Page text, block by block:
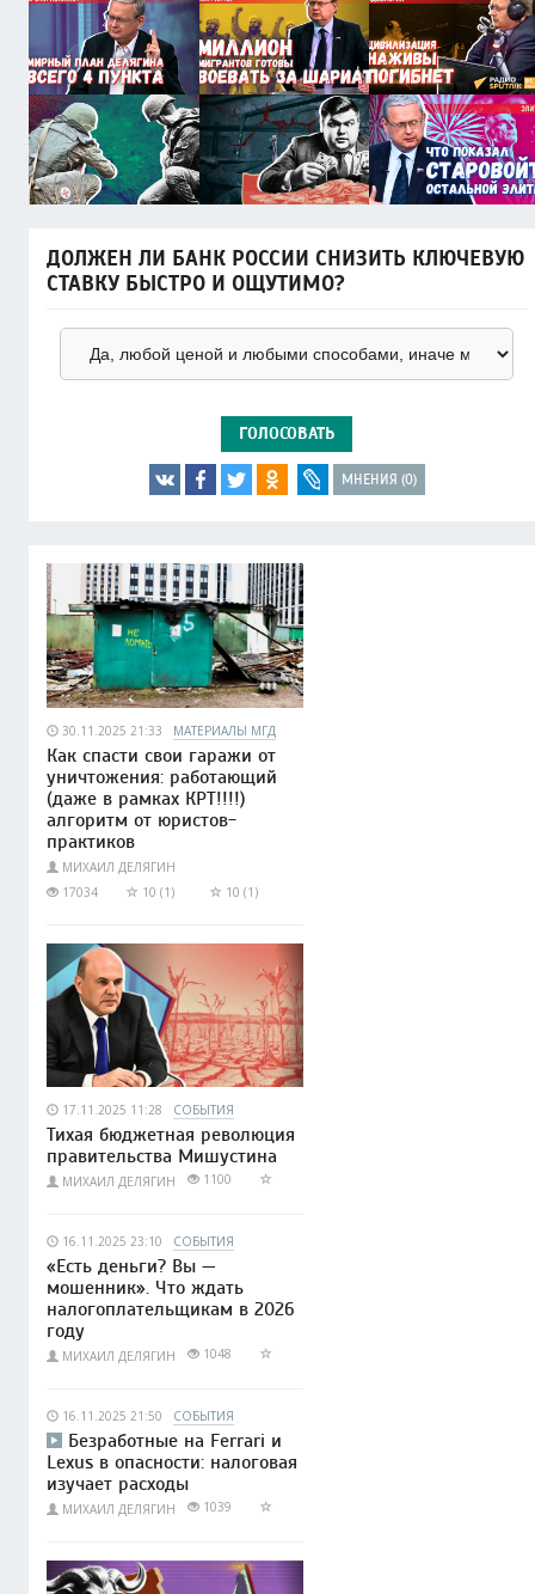
ДОЛЖЕН ЛИ БАНК РОССИИ СНИЗИТЬ КЛЮЧЕВУЮ
СТАВКУ БЫСТРО И ОЩУТИМО?
ГОЛОСОВАТЬ
МНЕНИЯ (0)
30.11.2025 21:33 МАТЕРИАЛЫ МГД
Как спасти свои гаражи от
уничтожения: работающий
(даже в рамках КРТ!!!!)
алгоритм от юристов-
практиков
МИХАИЛ ДЕЛЯГИН
17034
10 (1) 10 (1)
17.11.2025 11:28 СОБЫТИЯ
Тихая бюджетная революция
правительства Мишустина
МИХАИЛ ДЕЛЯГИН 1100
16.11.2025 23:10 СОБЫТИЯ
«Есть деньги? Вы —
мошенник». Что ждать
налогоплательщикам в 2026
году
МИХАИЛ ДЕЛЯГИН 1048
16.11.2025 21:50 СОБЫТИЯ
Безработные на Ferrari и
Lexus в опасности: налоговая
изучает расходы
МИХАИЛ ДЕЛЯГИН 1039